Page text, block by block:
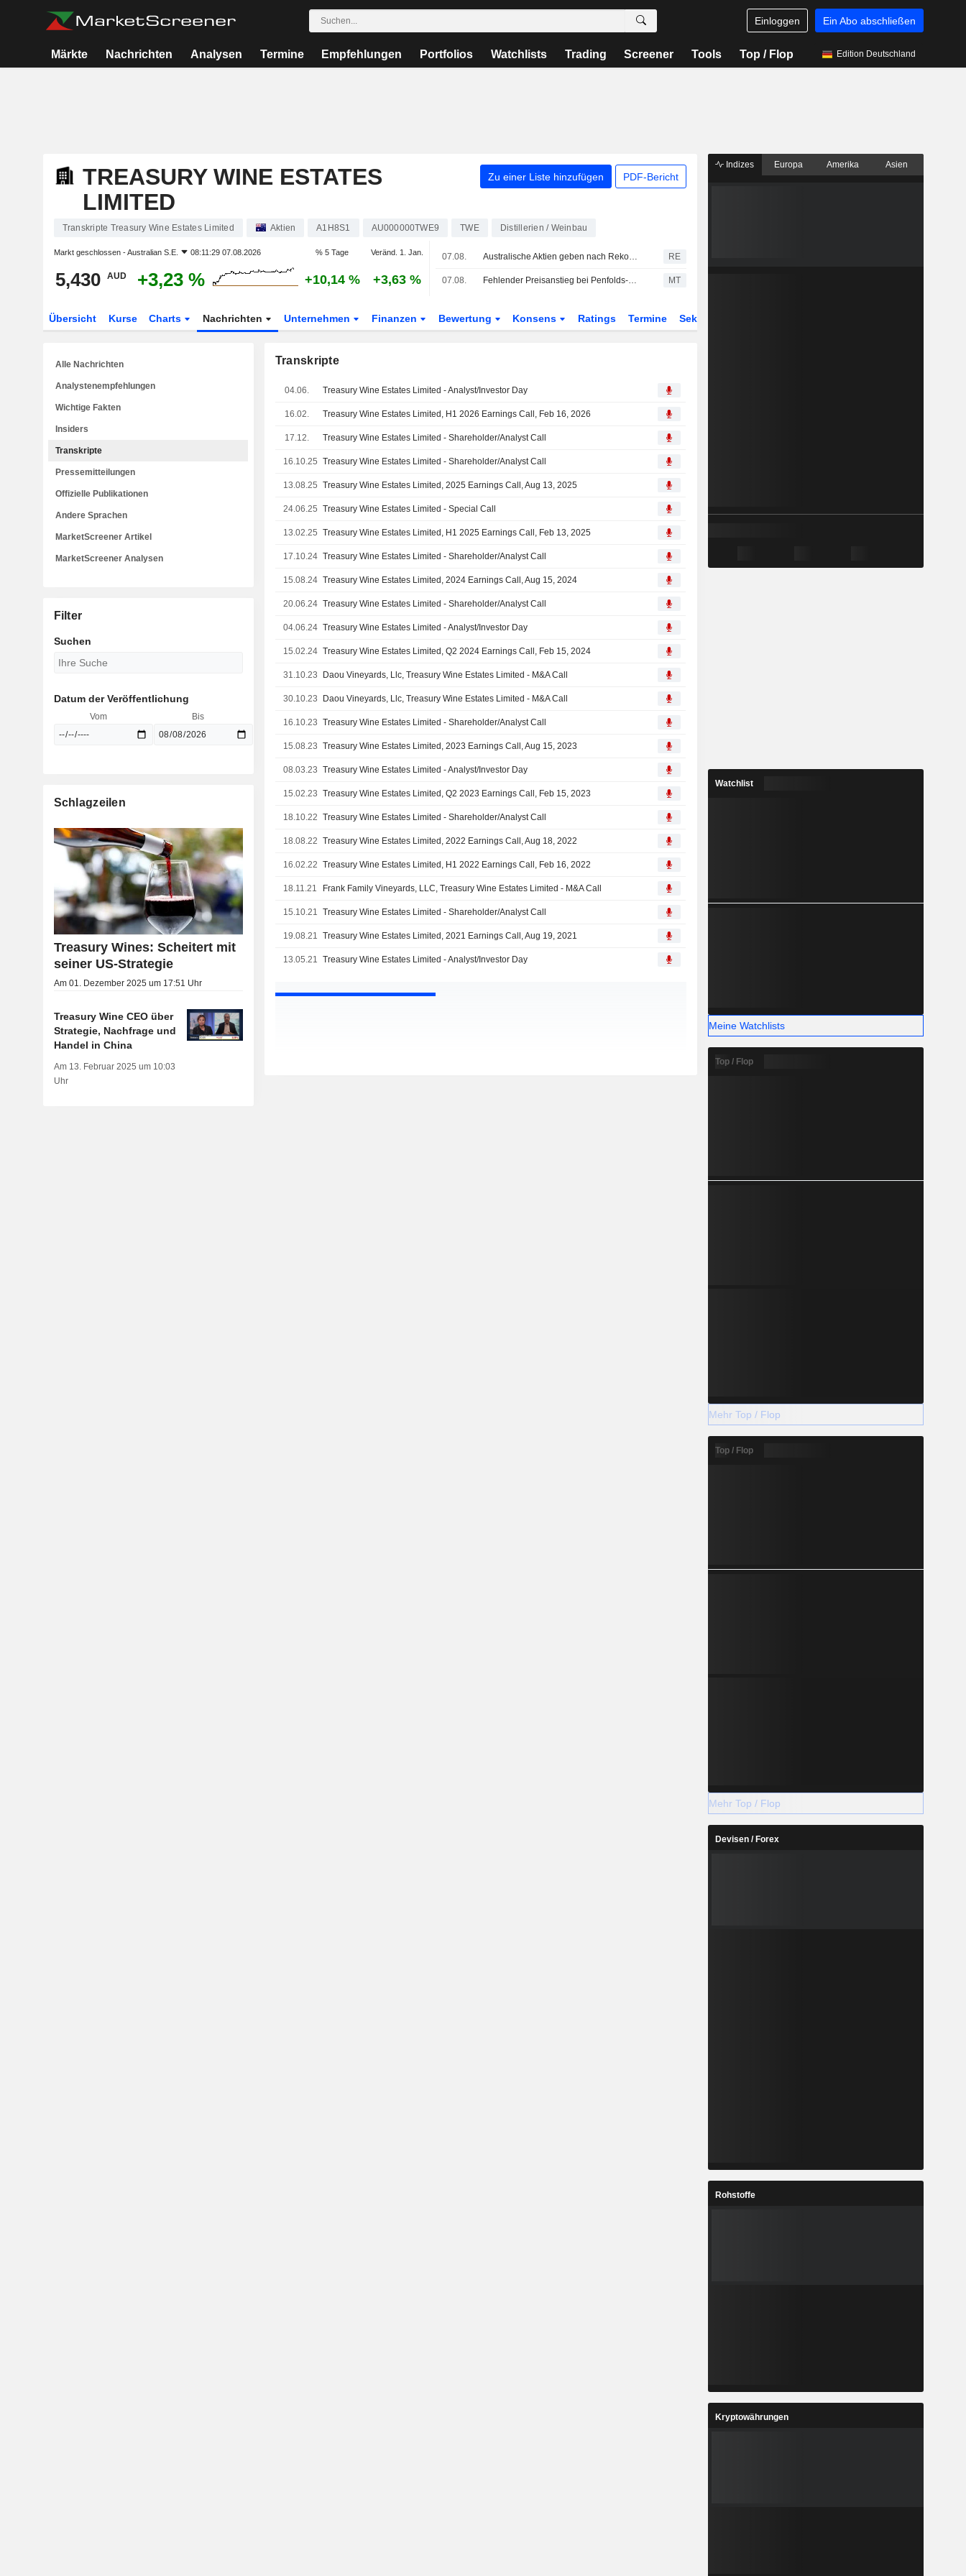
Einloggen Ein Abo abschließen
Märkte Nachrichten Analysen Termine Empfehlungen Portfolios Watchlists Trading Screener Tools Top / Flop Edition Deutschland
TREASURY WINE ESTATES
LIMITED
Zu einer Liste hinzufügen PDF-Bericht
Transkripte Treasury Wine Estates Limited Aktien A1H8S1 AU000000TWE9 TWE Distillerien / Weinbau
Markt geschlossen -Australian S.E. 08:11:29 07.08.2026 % 5 Tage Veränd. 1. Jan.
5,430 AUD +3,23 % +10,14 % +3,63 %
07.08. Australische Aktien geben nach Rekordhochs nach - steigende Ölpreise schüren Vorsicht RE
07.08. Fehlender Preisanstieg bei Penfolds-Release 2026 von Treasury Wine Estates ist 'kein gutes Zeichen' für Luxusmarke, sagt Jefferies MT
Übersicht Kurse Charts Nachrichten Unternehmen Finanzen Bewertung Konsens Ratings Termine Sektor
Transkripte
04.06. Treasury Wine Estates Limited - Analyst/Investor Day
16.02. Treasury Wine Estates Limited, H1 2026 Earnings Call, Feb 16, 2026
17.12. Treasury Wine Estates Limited - Shareholder/Analyst Call
16.10.25 Treasury Wine Estates Limited - Shareholder/Analyst Call
13.08.25 Treasury Wine Estates Limited, 2025 Earnings Call, Aug 13, 2025
24.06.25 Treasury Wine Estates Limited - Special Call
13.02.25 Treasury Wine Estates Limited, H1 2025 Earnings Call, Feb 13, 2025
17.10.24 Treasury Wine Estates Limited - Shareholder/Analyst Call
15.08.24 Treasury Wine Estates Limited, 2024 Earnings Call, Aug 15, 2024
20.06.24 Treasury Wine Estates Limited - Shareholder/Analyst Call
04.06.24 Treasury Wine Estates Limited - Analyst/Investor Day
15.02.24 Treasury Wine Estates Limited, Q2 2024 Earnings Call, Feb 15, 2024
31.10.23 Daou Vineyards, Llc, Treasury Wine Estates Limited - M&A Call
30.10.23 Daou Vineyards, Llc, Treasury Wine Estates Limited - M&A Call
16.10.23 Treasury Wine Estates Limited - Shareholder/Analyst Call
15.08.23 Treasury Wine Estates Limited, 2023 Earnings Call, Aug 15, 2023
08.03.23 Treasury Wine Estates Limited - Analyst/Investor Day
15.02.23 Treasury Wine Estates Limited, Q2 2023 Earnings Call, Feb 15, 2023
18.10.22 Treasury Wine Estates Limited - Shareholder/Analyst Call
18.08.22 Treasury Wine Estates Limited, 2022 Earnings Call, Aug 18, 2022
16.02.22 Treasury Wine Estates Limited, H1 2022 Earnings Call, Feb 16, 2022
18.11.21 Frank Family Vineyards, LLC, Treasury Wine Estates Limited - M&A Call
15.10.21 Treasury Wine Estates Limited - Shareholder/Analyst Call
19.08.21 Treasury Wine Estates Limited, 2021 Earnings Call, Aug 19, 2021
13.05.21 Treasury Wine Estates Limited - Analyst/Investor Day
Alle Nachrichten
Analystenempfehlungen
Wichtige Fakten
Insiders
Transkripte
Pressemitteilungen
Offizielle Publikationen
Andere Sprachen
MarketScreener Artikel
MarketScreener Analysen
Filter
Suchen
Datum der Veröffentlichung
Vom Bis
Schlagzeilen
Treasury Wines: Scheitert mit
seiner US-Strategie
Am 01. Dezember 2025 um 17:51 Uhr
Treasury Wine CEO über
Strategie, Nachfrage und
Handel in China
Am 13. Februar 2025 um 10:03
Uhr
Indizes Europa Amerika Asien
Watchlist
Meine Watchlists
Top / Flop
Mehr Top / Flop
Top / Flop
Mehr Top / Flop
Devisen / Forex
Rohstoffe
Kryptowährungen